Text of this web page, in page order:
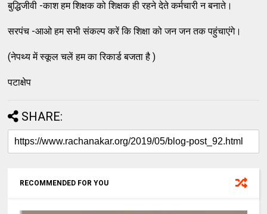
बुद्धिजीवी -काश हम शिक्षक को शिक्षक ही रहने देते कर्मचारी न बनाते।
सरपंच -आओ हम सभी संकल्प करें कि शिक्षा को जन जन तक पहुंचाएंगे।
(नेपथ्य में स्कूल चलें हम का रिकार्ड बजता है )
पटाक्षेप
SHARE:
RECOMMENDED FOR YOU